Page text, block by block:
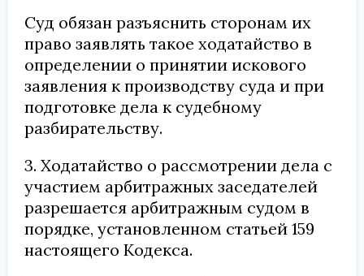
Суд обязан разъяснить сторонам их
право заявлять такое ходатайство в
определении о принятии искового
заявления к производству суда и при
подготовке дела к судебному
разбирательству.
3. Ходатайство о рассмотрении дела с
участием арбитражных заседателей
разрешается арбитражным судом в
порядке, установленном статьей 159
настоящего Кодекса.